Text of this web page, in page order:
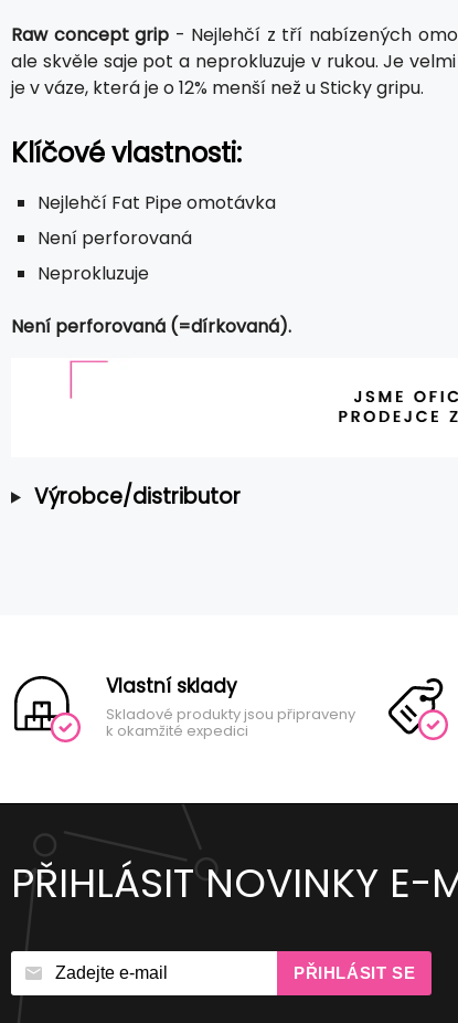
Raw concept grip - Nejlehčí z tří nabízených
ale skvěle saje pot a neprokluzuje v rukou. Je
je v váze, která je o 12% menší než u Sticky gripu.
Klíčové vlastnosti:
Nejlehčí Fat Pipe omotávka
Není perforovaná
Neprokluzuje
Není perforovaná (=dírkovaná).
Výrobce/distributor
Vlastní sklady
Skladové produkty jsou připraveny
k okamžité expedici
PŘIHLÁSIT NOVINKY E-
PŘIHLÁSIT SE